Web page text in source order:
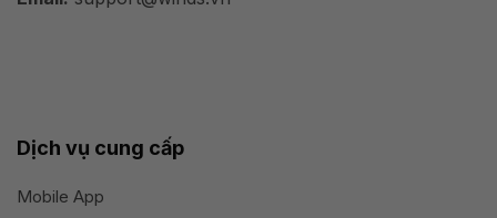
Dịch vụ cung cấp
Mobile App